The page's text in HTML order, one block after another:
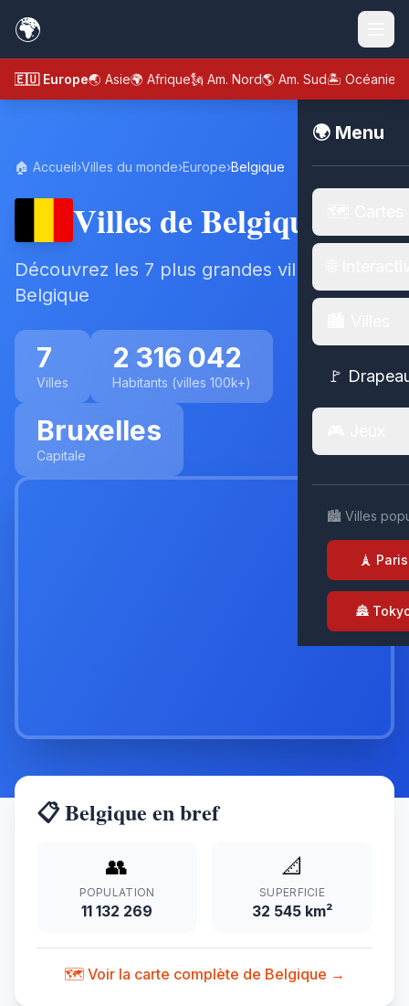
🌍
🇪🇺 Europe🌏 Asie🌍 Afrique🗽 Am. Nord🌎 Am. Sud🏝️ Océanie
🌍 Menu
🚩
🏙️ Villes
🗼 Paris
🏯
🏠 Accueil›Villes du monde›Europe›Belgique
Villes de Belgique
Découvrez les 7 plus grandes villes de
Belgique
7
Villes
2 316 042
Habitants (villes 100k+)
Bruxelles
Capitale
📋 Belgique en bref
👥
POPULATION
11 132 269
📐
SUPERFICIE
32 545 km²
🗺️ Voir la carte complète de Belgique →